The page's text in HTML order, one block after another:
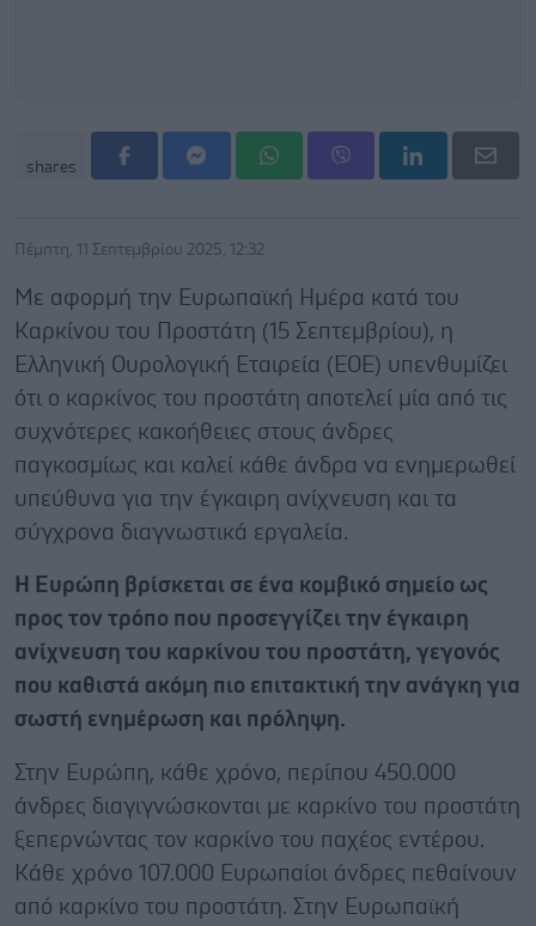
shares
Πέμπτη, 11 Σεπτεμβρίου 2025, 12:32
Με αφορμή την Ευρωπαϊκή Ημέρα κατά του
Καρκίνου του Προστάτη (15 Σεπτεμβρίου), η
Ελληνική Ουρολογική Εταιρεία (ΕΟΕ) υπενθυμίζει
ότι ο καρκίνος του προστάτη αποτελεί μία από τις
συχνότερες κακοήθειες στους άνδρες
παγκοσμίως και καλεί κάθε άνδρα να ενημερωθεί
υπεύθυνα για την έγκαιρη ανίχνευση και τα
σύγχρονα διαγνωστικά εργαλεία.
Η Ευρώπη βρίσκεται σε ένα κομβικό σημείο ως
προς τον τρόπο που προσεγγίζει την έγκαιρη
ανίχνευση του καρκίνου του προστάτη, γεγονός
που καθιστά ακόμη πιο επιτακτική την ανάγκη για
σωστή ενημέρωση και πρόληψη.
Στην Ευρώπη, κάθε χρόνο, περίπου 450.000
άνδρες διαγιγνώσκονται με καρκίνο του προστάτη
ξεπερνώντας τον καρκίνο του παχέος εντέρου.
Κάθε χρόνο 107.000 Ευρωπαίοι άνδρες πεθαίνουν
από καρκίνο του προστάτη. Στην Ευρωπαϊκή